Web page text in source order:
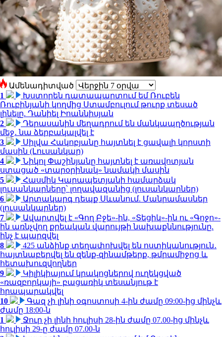
Ամենադիտված
1
Խստորեն դատապարտում եմ Ռուբեն
Ռուբինյանի կողմից Ստամբուլում թուրք տեսած
լինելը. Դանիել Իոաննիսյան
2
Դերասանին մեղադրում են մանկապղծության
մեջ․ նա ձերբակալվել է
3
Սիլվա Հակոբյանը հայտնել է ցավալի կորստի
մասին (Լուսանկար)
4
Նիկոլ Փաշինյանը հայտնել է առավոտյան
ստացած «տարօրինակ» նամակի մասին
5
Հասմիկ Կարապետյանի համարձակ
լուսանկարները՝ լողավազանից (լուսանկարներ)
6
Արտակարգ դեպք Սևանում. Մանրամասներ
(լուսանկարներ)
7
Ավարտվել է «Գող Բջե»-ին, «Տեցիկ»-ին ու «Գոջո»-
ին առնչվող քրեական վարույթի նախաքննությունը.
ինչ է պարզվել
8
425 անձինք տեղափոխվել են ոստիկանություն․
հայտնաբերվել են զենք-զինամթերք, թմրամիջոց և
հետախուզվողներ
9
Կիլիկիայում կրակոցներով ուղեկցված
«ռազբորկայի» բացառիկ տեսանյութ է
հրապարակվել
10
Գազ չի լինի օգոստոսի 4-ին ժամը 09:00-ից մինչև
ժամը 18:00-ն
1
Ջուր չի լինի հուլիսի 28-ին ժամը 07.00-ից մինչև
հուլիսի 29-ը ժամը 07.00-ն